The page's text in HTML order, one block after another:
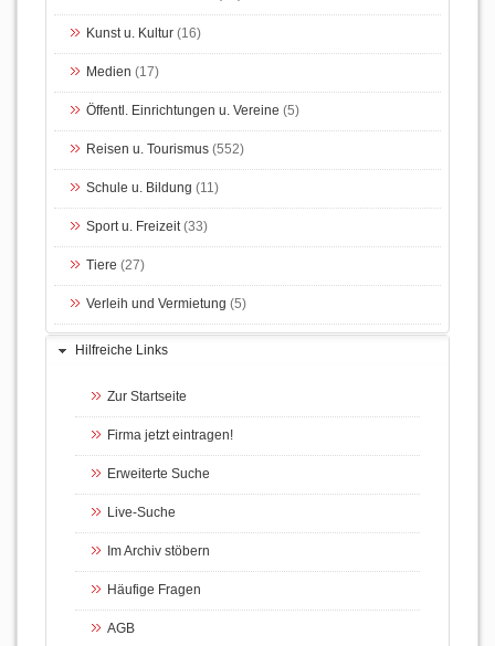
Kunst u. Kultur (16)
Medien (17)
Öffentl. Einrichtungen u. Vereine (5)
Reisen u. Tourismus (552)
Schule u. Bildung (11)
Sport u. Freizeit(33)
Tiere (27)
Verleih und Vermietung (5)
Hilfreiche Links
Zur Startseite
Firma jetzt eintragen!
Erweiterte Suche
Live-Suche
Im Archiv stöbern
Häufige Fragen
AGB